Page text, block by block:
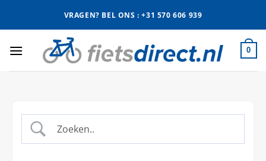
VRAGEN? BEL ONS : +31 570 606 939
0